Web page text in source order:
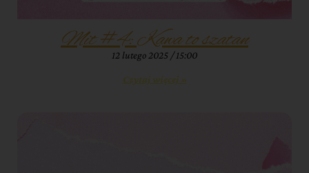
Mit #4: Kawa to szatan
12 lutego 2025 15:00
Czytaj więcej »